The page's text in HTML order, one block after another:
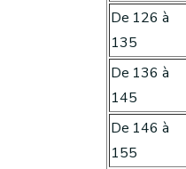
De 126 à
135
De 136 à
145
De 146 à
155